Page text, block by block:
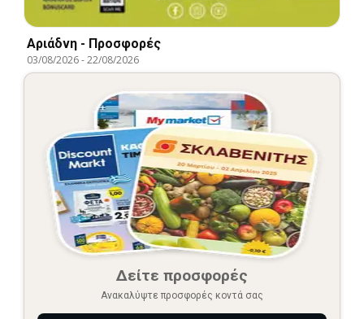
Αριάδνη - Προσφορές
03/08/2026-22/08/2026
Δείτε προσφορές
Ανακαλύψτε προσφορές κοντά σας